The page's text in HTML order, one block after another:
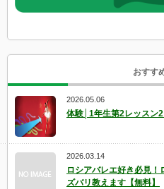
おすす
2026.05.06
体験│1年生第2レッスン2
2026.03.14
ロシアバレエ好き必見
ズバリ教えます【無料】